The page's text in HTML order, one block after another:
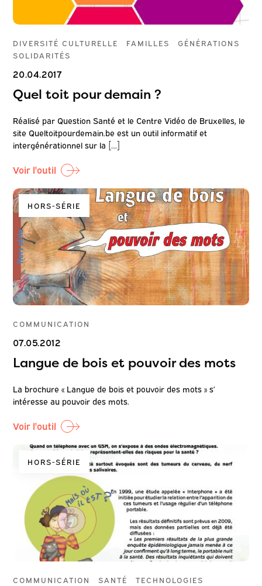
DIVERSITÉ CULTURELLE FAMILLES
GÉNÉRATIONS
SOLIDARITÉS
20.04.2017
Quel toit pour demain ?
Réalisé par Question Santé et le Centre Vidéo de Bruxelles, le
site Queltoitpourdemain.be est un outil informatif et
intergénérationnel sur la […]
Voir l'outil
HORS-SÉRIE
COMMUNICATION
07.05.2012
Langue de bois et pouvoir des mots
La brochure « Langue de bois et pouvoir des mots » s’
intéresse au pouvoir des mots.
Voir l'outil
HORS-SÉRIE
COMMUNICATION SANTÉ TECHNOLOGIES